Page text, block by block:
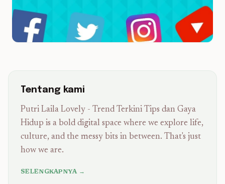
Tentang kami
Putri Laila Lovely - Trend Terkini Tips dan Gaya
Hidup is a bold digital space where we explore life,
culture, and the messy bits in between. That's just
how we are.
SELENGKAPNYA →